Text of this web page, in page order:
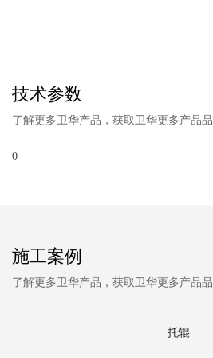
技术参数
了解更多卫华产品，获取卫华更多产品品
0
施工案例
了解更多卫华产品，获取卫华更多产品品
托辊